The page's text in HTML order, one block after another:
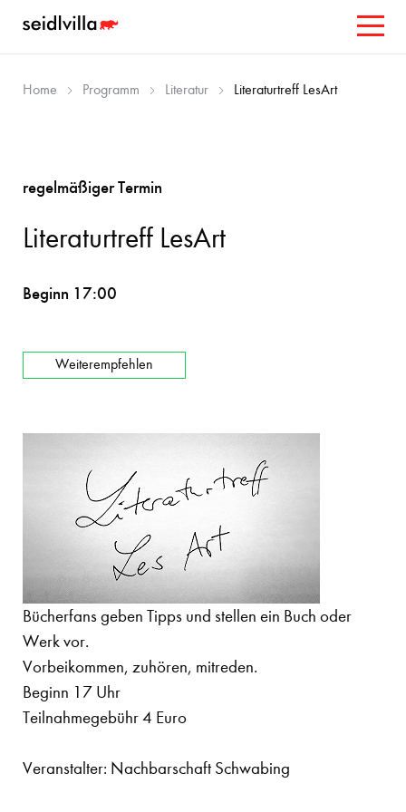
Home Programm Literatur Literaturtreff LesArt
regelmäßiger Termin
Literaturtreff LesArt
Beginn 17:00
Weiterempfehlen
Bücherfans geben Tipps und stellen ein Buch oder
Werk vor.
Vorbeikommen, zuhören, mitreden.
Beginn 17 Uhr
Teilnahmegebühr 4 Euro
Veranstalter: Nachbarschaft Schwabing